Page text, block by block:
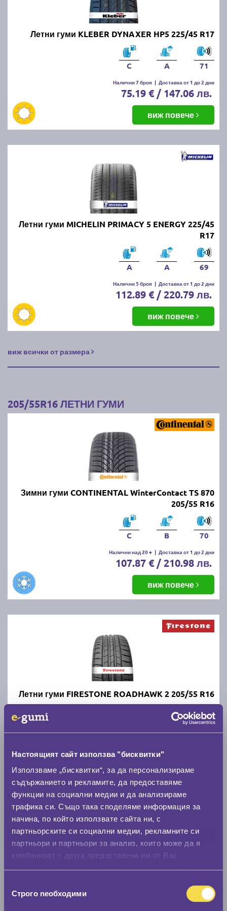
Настоящият сайт използва "бисквитки"
Използваме „бисквитки“, за да персонализираме
съдържанието и рекламите, да предоставяме
функции на социални медии и да анализираме
трафика си. Също така споделяме информация за
начина, по който използвате сайта ни, с
партньорските си социални медии, рекламните си
партньори и партньори за анализ, които може да я
комбинират с друга предоставена им от Вас
наСтрого nеобходими
безплатна доставка, но предлага експресна
доставка до всички точки на страната.
Възползвайте се от директна доставка до Варна,
Пловдив, Бургас, София, Стара Загора, Велико
Търново, Русе, Плевен, Ловеч, Видин,
Благоевград, Кюстендил, Перник, Хасково,
Силистра, Добрич и други градове.
Летни гуми KLEBER DYNAXER HP5 225/45 R17
C A 71
Налични 7 броя | Доставка от 1 до 2 дни
75.19 € / 147.06 лв.
виж повече
Летни гуми MICHELIN PRIMACY 5 ENERGY 225/45
R17
A A 69
Налични 5 броя | Доставка от 1 до 2 дни
112.89 € / 220.79 лв.
виж повече
виж всички от размера
205/55R16 ЛЕТНИ ГУМИ
Зимни гуми CONTINENTAL WinterContact TS 870
205/55 R16
C B 70
Налични над 20 + | Доставка от 1 до 2 дни
107.87 € / 210.98 лв.
виж повече
Летни гуми FIRESTONE ROADHAWK 2 205/55 R16
71
59.00 € / 115.39 лв.
виж повече
Акцент
Летни гуми DEBICA PRESTO HP2 205/55 R16